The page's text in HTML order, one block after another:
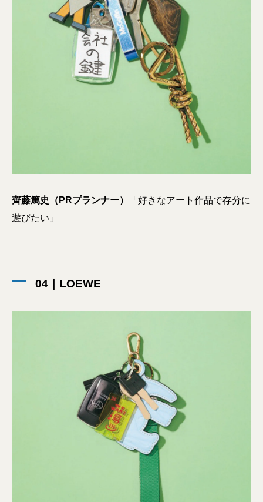
齊藤篤史（PRプランナー）
「好きなアート作品で存分に
遊びたい」
04｜LOEWE